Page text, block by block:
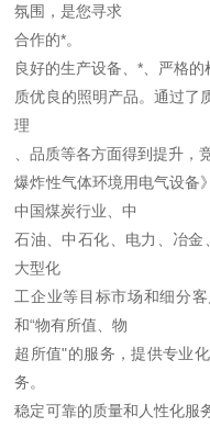
氛围，是您寻求
合作的*。
良好的生产设备、*、严格
质优良的照明产品。通过了
理
、品质等各方面得到提升
爆炸性气体环境用电气设备
中国煤炭行业、中
石油、中石化、电力、冶
大型化
工企业等目标市场和细分
和“物有所值、物
超所值"的服务，提供专业
务。
稳定可靠的质量和人性化服